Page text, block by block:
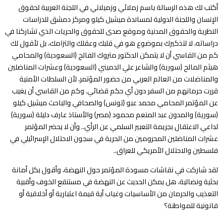
أكتب لك هذه الرسالة باسم زملائي وزميلاتي في اللجنة العربية لحقوق
الإنسان واللجنة الدولية لمساندة ميشيل كيلو ومركز دمشق للدراسات
النظرية والحقوق المدنية وموقع صدى للحقوق والحريات الذي تشاركنا في
دراساته، لا لتذكيرك بموضوع هو في قلبك وعقلك والتزامك، بل لأقول لك
كم من القاسي أن لا يتمكن الدكتور متروك الفالح (السعودية) والمحامي
هيثم المالح (سورية) والشاعر علي الدميني (السعودية) وعشرات المناضلين
والمناضلات من العالم العربي من حضور المؤتمر، لأن السلطات الأمنية
قررت حرمانهم من السفر دون أي حكم قضائي. وكم من القاسي أن يغيب
عن المؤتمر المحامي محمد عبو (تونس) والصحافي والباحث ميشيل كيلو
(سورية) والمدون عبد المنعم محمود (مصر) والأستاذ عارف دليلة (سورية)
لداعي الاعتقال بجريمة التعبير السلمي عن الرأي.. وأن لا يحضر المؤتمر
عشرات المناضلين المحرومين من الحرية في سجون الاحتلال الإسرائيلي في
فلسطين والاحتلال الأمريكي للعراق..
لقد شاركت في نقاشات مسودة المؤتمر حول النهضة، وأقول بكل أمانة
بحثية ونضالية، هل يمكن الحديث عن النهضة في مستنقع الخوف وأقبية
التعذيب والحرمان من الأساسيات وغياب أية قيمة اعتبارية أو أخلاقية أو
قانونية للمواطنة؟